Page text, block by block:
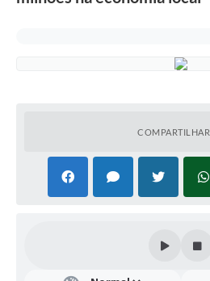
COMPARTILHAR